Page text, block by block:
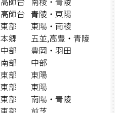
高師台
東部
本郷
中部
南部
東部
東部
東部
青陵・東陽
東陽・南稜
五並,高豊・青陵
豊岡・羽田
中部
東陽
東陽
南陽・青陵